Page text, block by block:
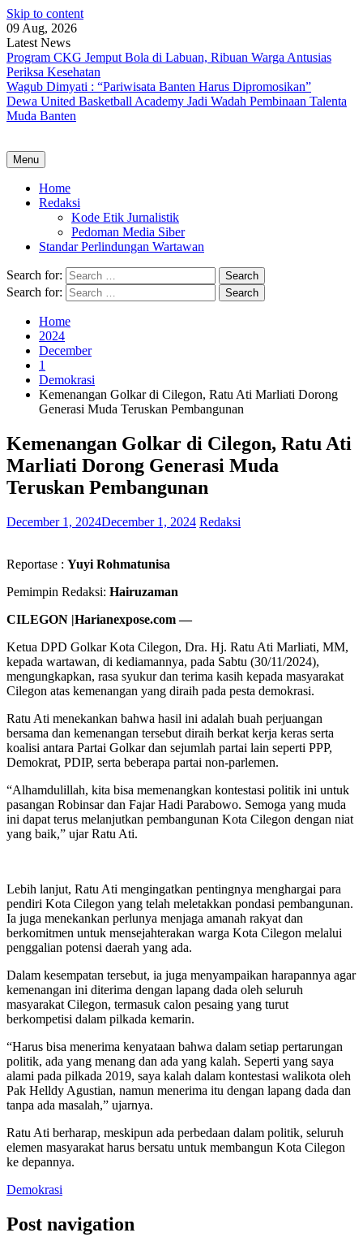
Skip to content
09 Aug, 2026
Latest News
Program CKG Jemput Bola di Labuan, Ribuan Warga Antusias
Periksa Kesehatan
Wagub Dimyati : “Pariwisata Banten Harus Dipromosikan”
Dewa United Basketball Academy Jadi Wadah Pembinaan Talenta
Muda Banten
Menu
Home
Redaksi
Kode Etik Jurnalistik
Pedoman Media Siber
Standar Perlindungan Wartawan
Search for:
Search for:
Home
2024
December
1
Demokrasi
Kemenangan Golkar di Cilegon, Ratu Ati Marliati Dorong
Generasi Muda Teruskan Pembangunan
Kemenangan Golkar di Cilegon, Ratu Ati
Marliati Dorong Generasi Muda
Teruskan Pembangunan
December 1, 2024December 1, 2024 Redaksi
Reportase : Yuyi Rohmatunisa
Pemimpin Redaksi: Hairuzaman
CILEGON |Harianexpose.com —
Ketua DPD Golkar Kota Cilegon, Dra. Hj. Ratu Ati Marliati, MM,
kepada wartawan, di kediamannya, pada Sabtu (30/11/2024),
mengungkapkan, rasa syukur dan terima kasih kepada masyarakat
Cilegon atas kemenangan yang diraih pada pesta demokrasi.
Ratu Ati menekankan bahwa hasil ini adalah buah perjuangan
bersama dan kemenangan tersebut diraih berkat kerja keras serta
koalisi antara Partai Golkar dan sejumlah partai lain seperti PPP,
Demokrat, PDIP, serta beberapa partai non-parlemen.
“Alhamdulillah, kita bisa memenangkan kontestasi politik ini untuk
pasangan Robinsar dan Fajar Hadi Parabowo. Semoga yang muda
ini dapat terus melanjutkan pembangunan Kota Cilegon dengan niat
yang baik,” ujar Ratu Ati.
Lebih lanjut, Ratu Ati mengingatkan pentingnya menghargai para
pendiri Kota Cilegon yang telah meletakkan pondasi pembangunan.
Ia juga menekankan perlunya menjaga amanah rakyat dan
berkomitmen untuk mensejahterakan warga Kota Cilegon melalui
penggalian potensi daerah yang ada.
Dalam kesempatan tersebut, ia juga menyampaikan harapannya agar
kemenangan ini diterima dengan lapang dada oleh seluruh
masyarakat Cilegon, termasuk calon pesaing yang turut
berkompetisi dalam pilkada kemarin.
“Harus bisa menerima kenyataan bahwa dalam setiap pertarungan
politik, ada yang menang dan ada yang kalah. Seperti yang saya
alami pada pilkada 2019, saya kalah dalam kontestasi walikota oleh
Pak Helldy Agustian, namun menerima itu dengan lapang dada dan
tanpa ada masalah,” ujarnya.
Ratu Ati berharap, meskipun ada perbedaan dalam politik, seluruh
elemen masyarakat harus bersatu untuk membangun Kota Cilegon
ke depannya.
Demokrasi
Post navigation